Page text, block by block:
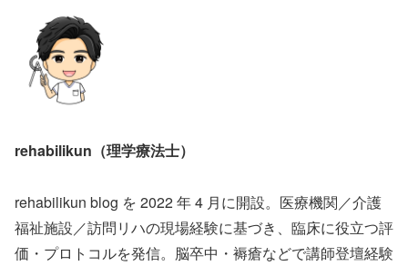
rehabilikun（理学療法士）
rehabilikun blog を 2022 年 4 月に開設。医療機関／介護
福祉施設／訪問リハの現場経験に基づき、臨床に役立つ評
価・プロトコルを発信。脳卒中・褥瘡などで講師登壇経験